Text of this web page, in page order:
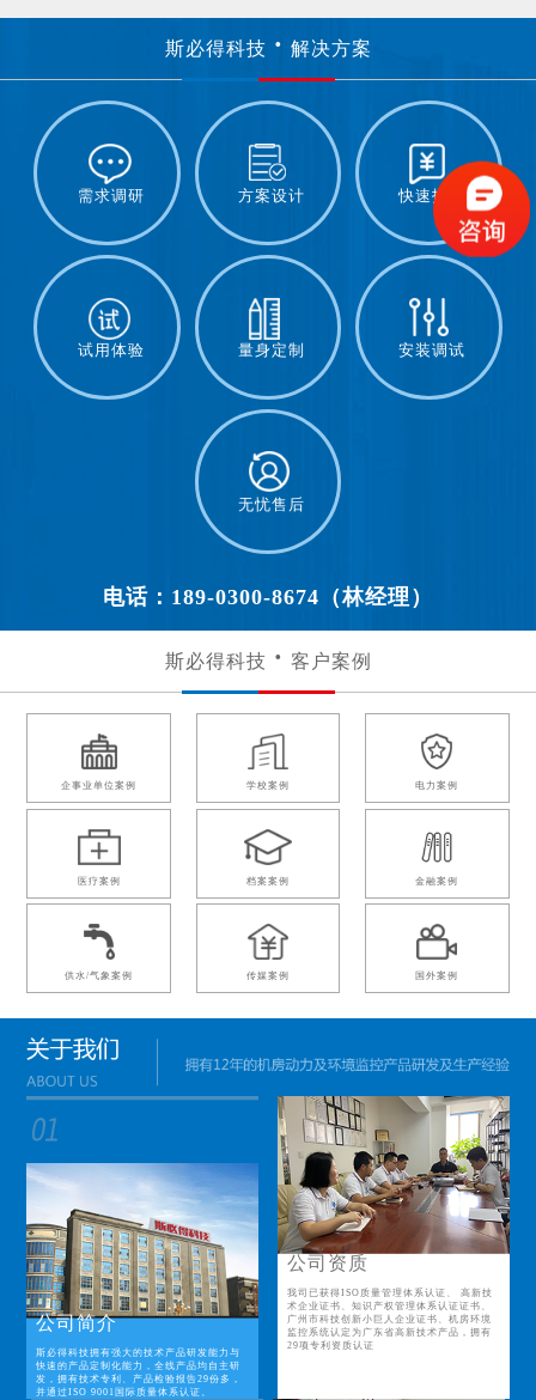
斯必得科技 解决方案
需求调研 方案设计 快速报价
试用体验 量身定制 安装调试
无忧售后
电话：189-0300-8674（林经理）
斯必得科技 客户案例
企事业单位案例 学校案例 电力案例
医疗案例 档案案例 金融案例
供水/气象案例 传媒案例 国外案例
公司简介
斯必得科技拥有强大的技术产品研发能力与
快速的产品定制化能力，全线产品均自主研
发，拥有技术专利、产品检验报告29份多，
并通过ISO 9001国际质量体系认证。
公司资质
我司已获得ISO质量管理体系认证、 高新技
术企业证书、知识产权管理体系认证证书、
广州市科技创新小巨人企业证书、机房环境
监控系统认定为广东省高新技术产品，拥有
29项专利资质认证